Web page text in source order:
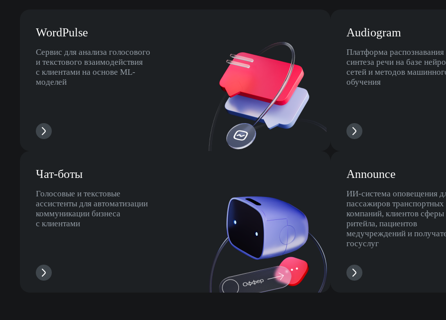
WordPulse
Cервис для анализа голосового
и текстового взаимодействия
с клиентами на основе ML-
моделей
Audiogram
Платформа распознавания
синтеза речи на базе
сетей и методов
обучения
Чат-боты
Голосовые и текстовые
ассистенты для автоматизации
коммуникации бизнеса
с клиентами
Announce
ИИ-система оповещения
пассажиров транспортных
компаний, клиентов сферы
ритейла, пациентов
медучреждений и
госуслуг